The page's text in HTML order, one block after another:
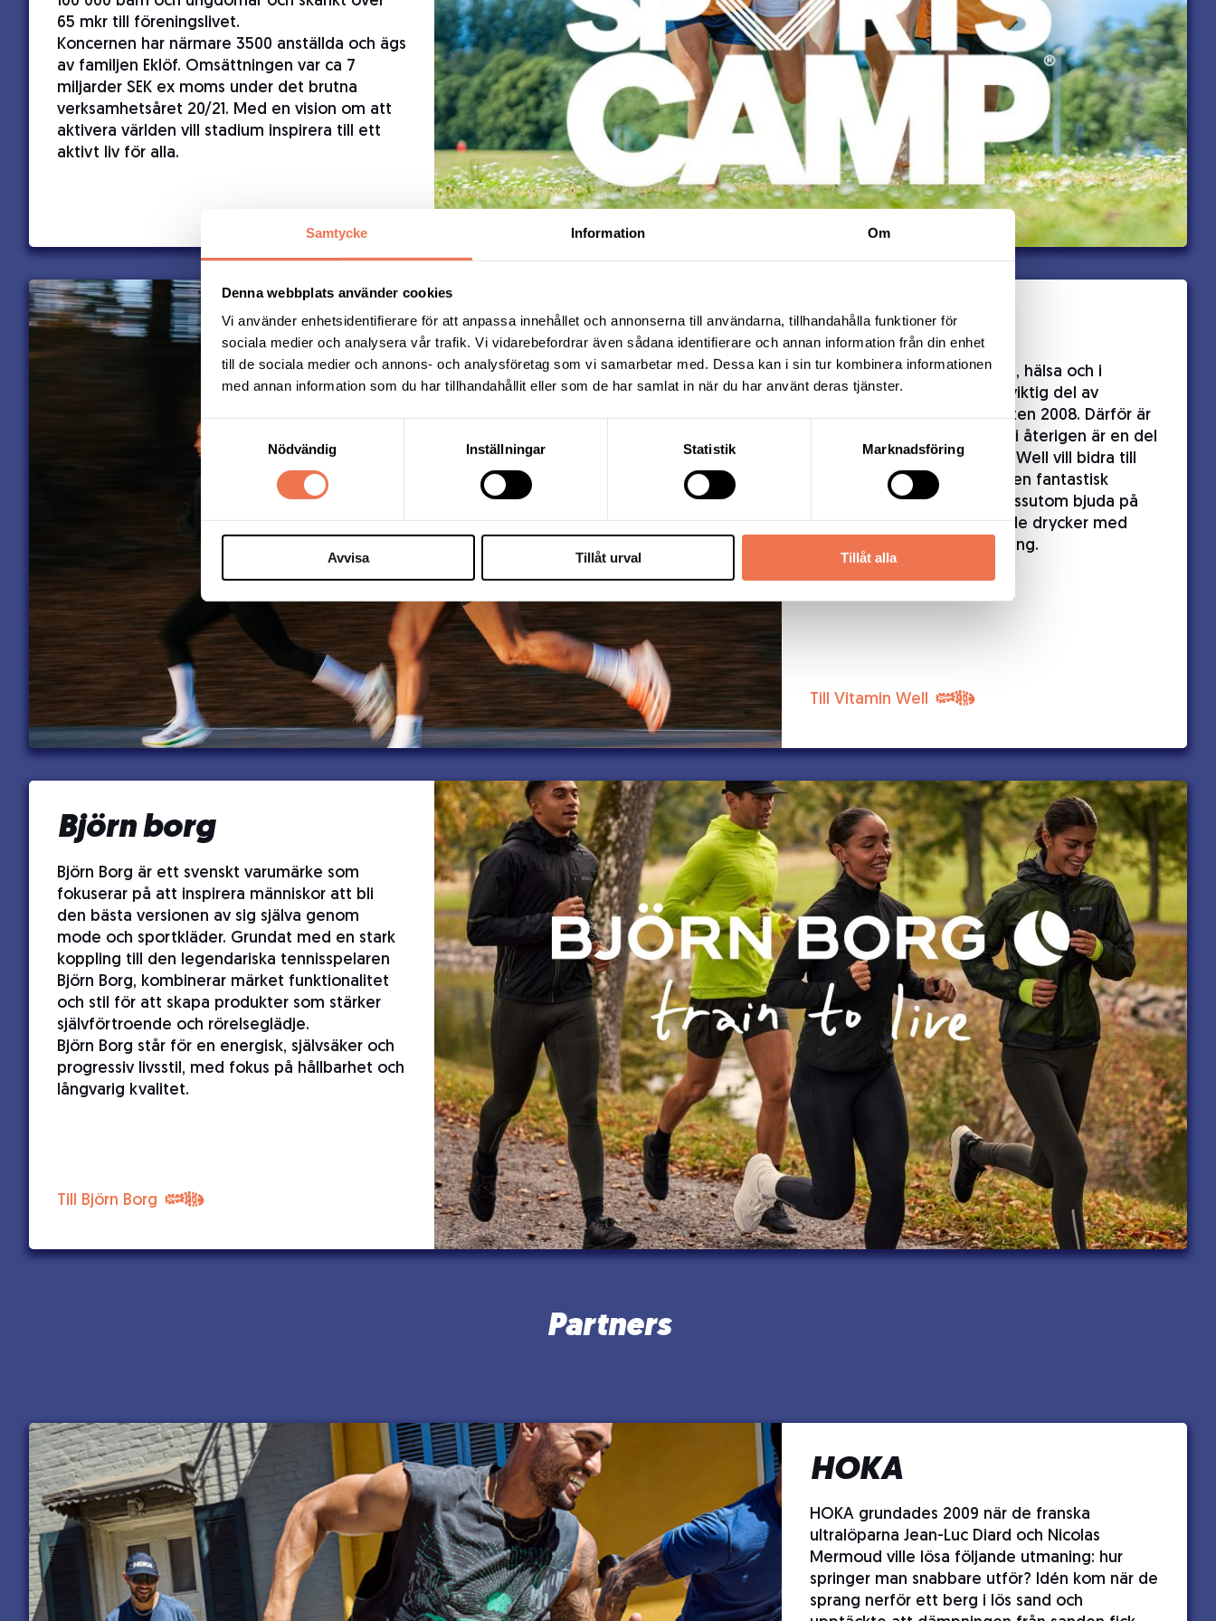
Samtycke Information Om
Denna webbplats använder cookies
Vi använder enhetsidentifierare för att anpassa innehållet och annonserna till användarna, tillhandahålla funktioner för
sociala medier och analysera vår trafik. Vi vidarebefordrar även sådana identifierare och annan information från din enhet
till de sociala medier och annons- och analysföretag som vi samarbetar med. Dessa kan i sin tur kombinera informationen
med annan information som du har tillhandahållit eller som de har samlat in när du har använt deras tjänster.
Samtyckesval
Nödvändig
Inställningar Statistik Marknadsföring
Avvisa Tillåt urval Tillåt alla
65 mkr till föreningslivet.
Koncernen har närmare 3500 anställda och ägs
av familjen Eklöf. Omsättningen var ca 7
miljarder SEK ex moms under det brutna
verksamhetsåret 20/21. Med en vision om att
aktivera världen vill stadium inspirera till ett
aktivt liv för alla.
Vitamin Well
För Vitamin Well har träning, hälsa och i
synnerhet löpning varit en viktig del av
företagets DNA sedan starten 2008. Därför är
det oerhört glädjande att vi återigen är en del
av Midnattsloppet. Vitamin Well vill bidra till
att deltagarna i loppen får en fantastisk
upplevelse och kommer dessutom bjuda på
vitamin- och mineralberikade drycker med
tydlig funktionalitet i målgång.
Till Vitamin Well
Björn borg
Björn Borg är ett svenskt varumärke som
fokuserar på att inspirera människor att bli
den bästa versionen av sig själva genom
mode och sportkläder. Grundat med en stark
koppling till den legendariska tennisspelaren
Björn Borg, kombinerar märket funktionalitet
och stil för att skapa produkter som stärker
självförtroende och rörelseglädje.
Björn Borg står för en energisk, självsäker och
progressiv livsstil, med fokus på hållbarhet och
långvarig kvalitet.
Till Björn Borg
Partners
HOKA
HOKA grundades 2009 när de franska
ultralöparna Jean-Luc Diard och Nicolas
Mermoud ville lösa följande utmaning: hur
springer man snabbare utför? Idén kom när de
sprang nerför ett berg i lös sand och